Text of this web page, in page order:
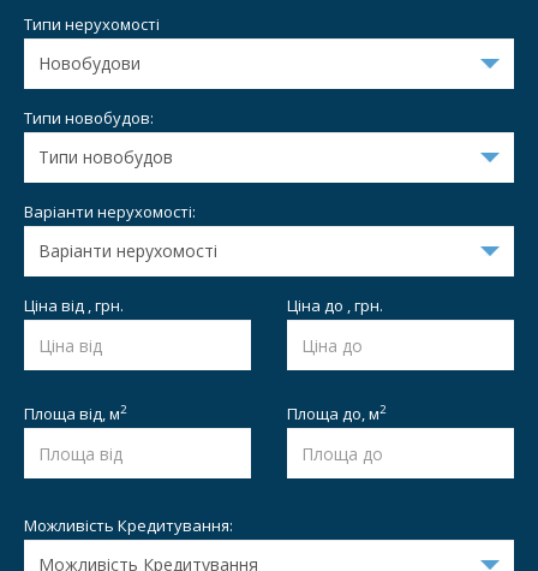
Типи нерухомості
Типи новобудов:
Варіанти нерухомості:
Ціна від , грн. Ціна до , грн.
Площа від,м2 Площа до,м2
Можливість Кредитування: